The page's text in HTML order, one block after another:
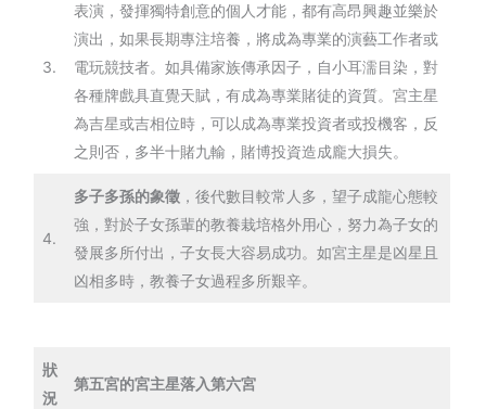
3.
表演，發揮獨特創意的個人才能，都有高昂興趣並樂於
演出，如果長期專注培養，將成為專業的演藝工作者或
電玩競技者。如具備家族傳承因子，自小耳濡目染，對
各種牌戲具直覺天賦，有成為專業賭徒的資質。宮主星
為吉星或吉相位時，可以成為專業投資者或投機客，反
之則否，多半十賭九輸，賭博投資造成龐大損失。
4.
多子多孫的象徵 ，後代數目較常人多，望子成龍心態較
強，對於子女孫輩的教養栽培格外用心，努力為子女的
發展多所付出，子女長大容易成功。如宮主星是凶星且
凶相多時，教養子女過程多所艱辛。
狀
況
第五宮的宮主星落入第六宮